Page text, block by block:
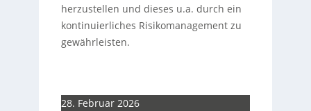
herzustellen und dieses u.a. durch ein
kontinuierliches Risikomanagement zu
gewährleisten.
28. Februar 2026